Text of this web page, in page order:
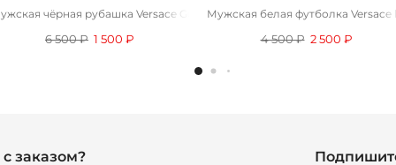
- Black
чёрная рубашка Versace Gold Chain
6 500 ₽ 1 500 ₽
Мужская белая футболка
4 500 ₽ 2 500 ₽
заказом?